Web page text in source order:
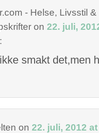
- Helse, Livsstil &
on 22. juli,
smakt det,men
on 22. juli, 2012 at